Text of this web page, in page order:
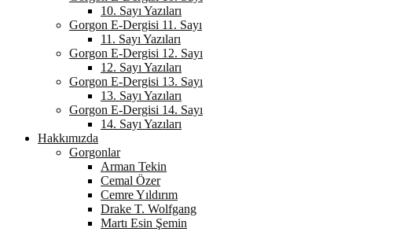
10. Sayı Yazıları
Gorgon E-Dergisi 11. Sayı
11. Sayı Yazıları
Gorgon E-Dergisi 12. Sayı
12. Sayı Yazıları
Gorgon E-Dergisi 13. Sayı
13. Sayı Yazıları
Gorgon E-Dergisi 14. Sayı
14. Sayı Yazıları
Hakkımızda
Gorgonlar
Arman Tekin
Cemal Özer
Cemre Yıldırım
Drake T. Wolfgang
Martı Esin Şemin